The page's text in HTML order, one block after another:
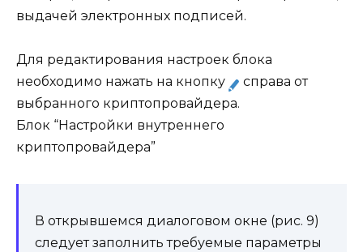
выдачей электронных подписей.
Для редактирования настроек блока
необходимо нажать на кнопку
справа от
выбранного криптопровайдера.
Блок “Настройки внутреннего
криптопровайдера”
В открывшемся диалоговом окне (рис. 9)
следует заполнить требуемые параметры